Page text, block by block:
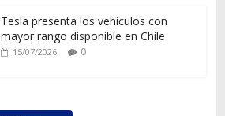
Tesla presenta los vehículos con
mayor rango disponible en Chile
15/07/2026 0